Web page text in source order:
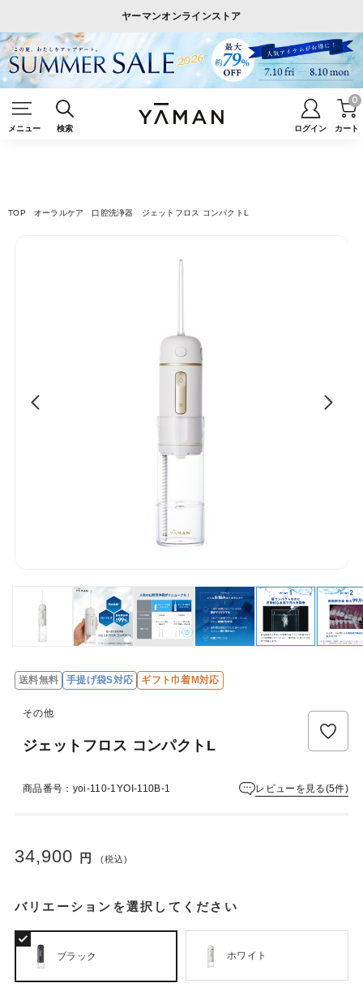
ヤーマンオンラインストア
メニュー 検索 ログイン カート
0
TOP オーラルケア 口腔洗浄器 ジェットフロス コンパクトL
送料無料 手提げ袋S対応 ギフト巾着M対応
その他
ジェットフロス コンパクトL
商品番号：yoi-110-1YOI-110B-1 レビューを見る(5件)
34,900 円 (税込)
バリエーションを選択してください
ブラック ホワイト